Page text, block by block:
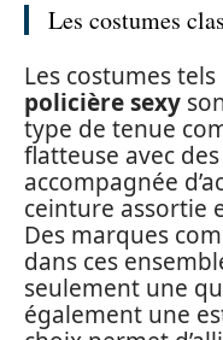
Les costumes
Les costumes
policière sexy
type de tenue
flatteuse avec
accompagnée
ceinture assortie
Des marques
dans ces
seulement une
également une